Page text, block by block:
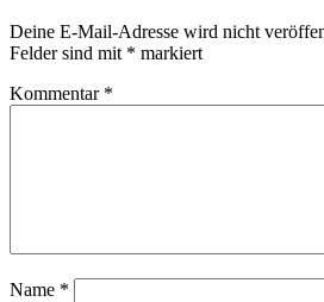
Deine E-Mail-Adresse wird nicht
Felder sind mit * markiert
Kommentar *
Name *